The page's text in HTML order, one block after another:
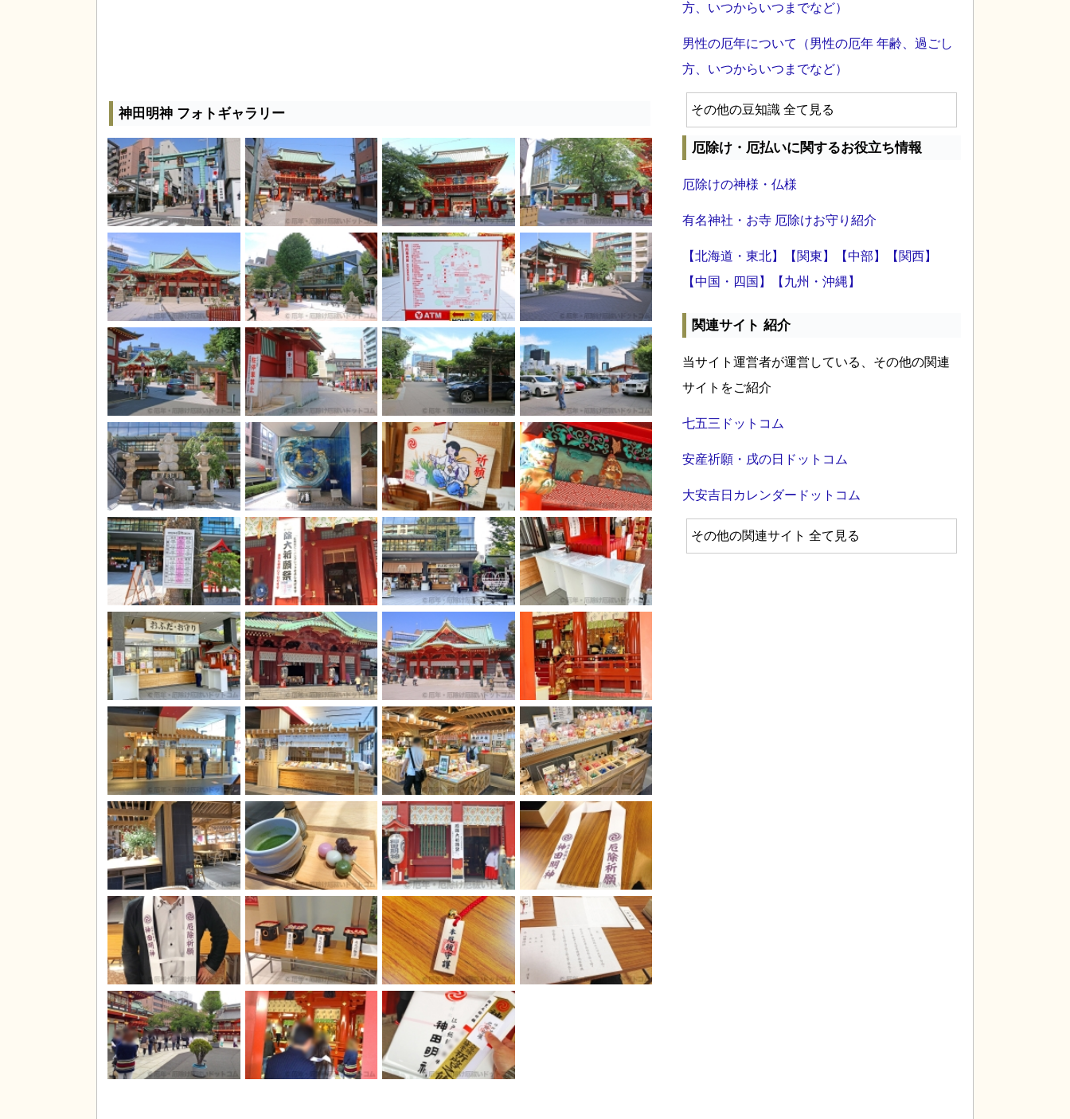
神田明神 フォトギャラリー
方、いつからいつまでなど）
男性の厄年について（男性の厄年 年齢、過ごし
方、いつからいつまでなど）
その他の豆知識 全て見る
厄除け・厄払いに関するお役立ち情報
厄除けの神様・仏様
有名神社・お寺 厄除けお守り紹介
【北海道・東北】 【関東】 【中部】
【関西】
【中国・四国】
【九州・沖縄】
関連サイト 紹介
当サイト運営者が運営している、その他の関連
サイトをご紹介
七五三ドットコム
安産祈願・戌の日ドットコム
大安吉日カレンダードットコム
その他の関連サイト 全て見る